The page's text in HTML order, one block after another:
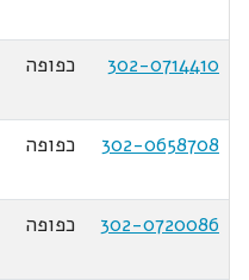
302-0714410
כפופה
302-0658708
כפופה
302-0720086
כפופה